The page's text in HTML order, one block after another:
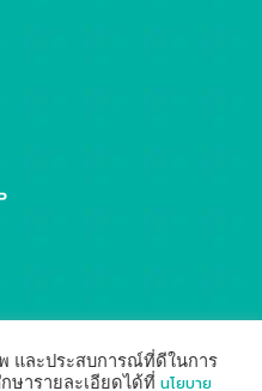
และประสบการณ์ที่ดีในการ
ารายละเอียดได้ที่ นโยบาย